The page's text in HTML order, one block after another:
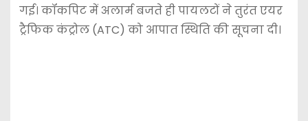
गई। कॉकपिट में अलार्म बजते ही पायलटों ने तुरंत एयर
ट्रैफिक कंट्रोल (ATC) को आपात स्थिति की सूचना दी।